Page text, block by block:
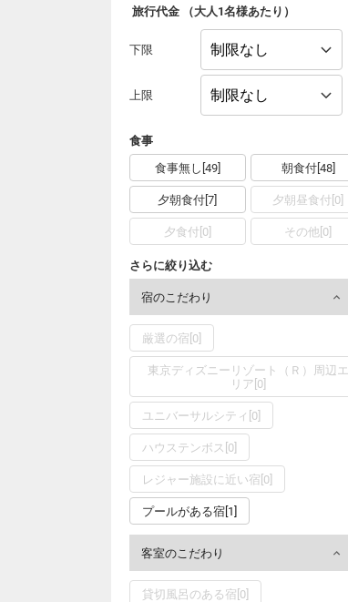
旅行代金 （大人1名様あたり）
下限
上限
食事
食事無し[49]
朝食付[48]
夕朝食付[7] 夕朝昼食付[0]
夕食付[0] その他[0]
さらに絞り込む
宿のこだわり
厳選の宿[0]
東京ディズニーリゾート（Ｒ）周辺エ
リア[0]
ユニバーサルシティ[0]
ハウステンボス[0]
レジャー施設に近い宿[0]
プールがある宿[1]
客室のこだわり
貸切風呂のある宿[0]